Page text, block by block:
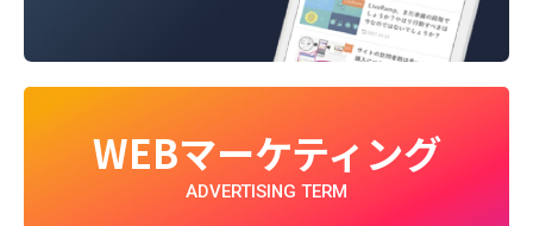
WEBマーケティング
ADVERTISING TERM